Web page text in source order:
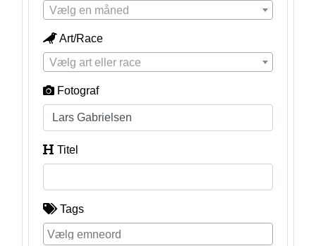
Vælg en måned
Art/Race
Vælg art eller race
Fotograf
Titel
Tags